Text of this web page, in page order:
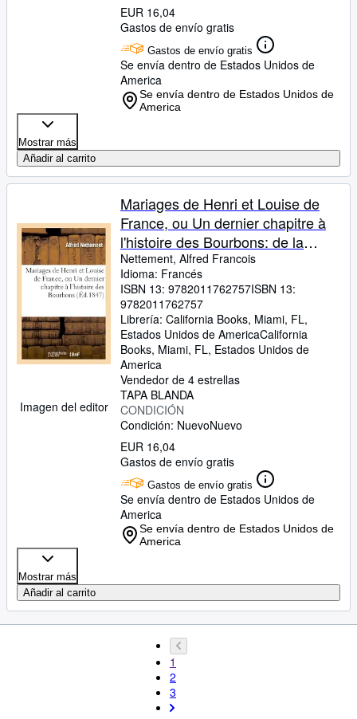
EUR 16,04
Gastos de envío gratis
Gastos de envío gratis
Se envía dentro de Estados Unidos de
America
Se envía dentro de Estados Unidos de
America
Mostrar más
Añadir al carrito
Imagen del editor
Mariages de Henri et Louise de
France, ou Un dernier chapitre à
l'histoire des Bourbons: de la
branche aînée pendant quinze
ans d'exil (French Edition)
Nettement, Alfred Francois
Idioma: Francés
ISBN 13: 9782011762757ISBN 13:
9782011762757
Librería: California Books, Miami, FL,
Estados Unidos de AmericaCalifornia
Books, Miami, FL, Estados Unidos de
America
Vendedor de 4 estrellas
TAPA BLANDA
CONDICIÓN
Condición: NuevoNuevo
EUR 16,04
Gastos de envío gratis
Gastos de envío gratis
Se envía dentro de Estados Unidos de
America
Se envía dentro de Estados Unidos de
America
Mostrar más
Añadir al carrito
1
2
3